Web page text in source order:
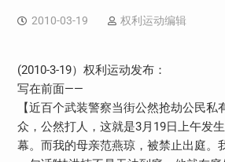
2010-03-19 权利运动编辑
(2010-3-19）权利运动发布：
写在前面——
【近百个武装警察当街公然抢劫公民私
众，公然打人，这就是3月19日上午发
幕。而我的母亲范燕琼，被禁止出庭。